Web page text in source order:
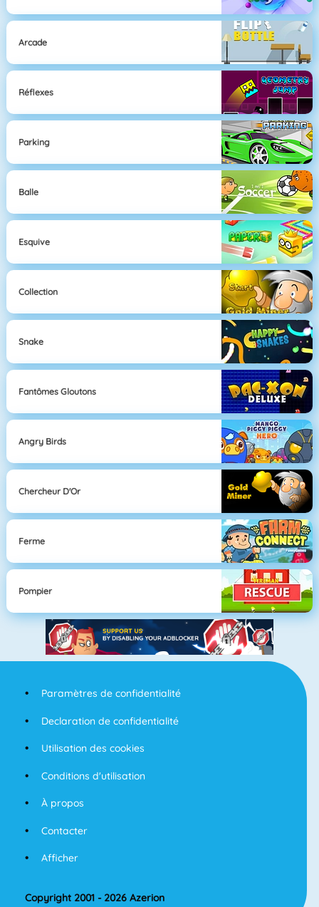
Arcade
Réflexes
Parking
Balle
Esquive
Collection
Snake
Fantômes Gloutons
Angry Birds
Chercheur D'Or
Ferme
Pompier
Paramètres de confidentialité
Declaration de confidentialité
Utilisation des cookies
Conditions d'utilisation
À propos
Contacter
Afficher
Copyright 2001 - 2026 Azerion